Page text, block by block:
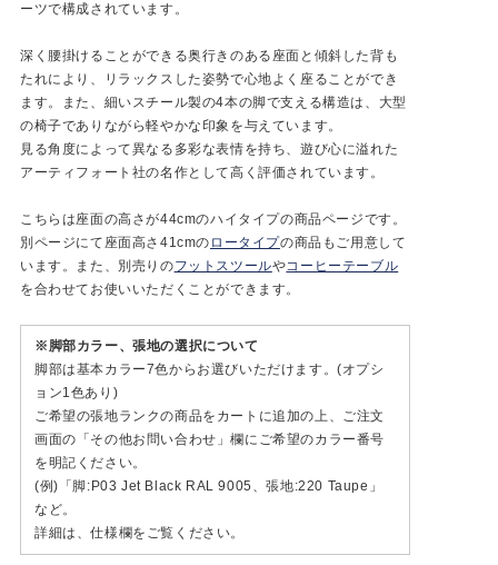
使用イメージ
ーツで構成されています。
深く腰掛けることができる奥行きのある座面と傾斜した背も
たれにより、リラックスした姿勢で心地よく座ることができ
ます。また、細いスチール製の4本の脚で支える構造は、大型
の椅子でありながら軽やかな印象を与えています。
見る角度によって異なる多彩な表情を持ち、遊び心に溢れた
アーティフォート社の名作として高く評価されています。
こちらは座面の高さが44cmのハイタイプの商品ページです。
別ページにて座面高さ41cmの ロータイプの商品もご用意して
います。また、別売りのフットスツールやコーヒーテーブル
を合わせてお使いいただくことができます。
※脚部カラー、張地の選択について
脚部は基本カラー7色からお選びいただけます。(オプシ
ョン1色あり)
ご希望の張地ランクの商品をカートに追加の上、ご注文
画面の「その他お問い合わせ」欄にご希望のカラー番号
を明記ください。
(例)「脚:P03 Jet Black RAL 9005、張地:220 Taupe」
など。
詳細は、仕様欄をご覧ください。